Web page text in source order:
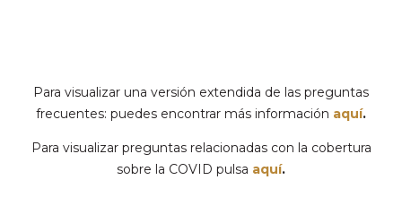
Para visualizar una versión extendida de las preguntas
frecuentes: puedes encontrar más información aquí.
Para visualizar preguntas relacionadas con la cobertura
sobre la COVID pulsa aquí.